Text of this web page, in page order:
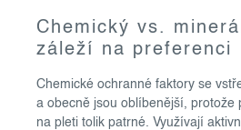
Chemický vs.
záleží na preferenci
Chemické ochranné faktory se
a obecně jsou oblíbenější, protože
na pleti tolik patrné. Využívají